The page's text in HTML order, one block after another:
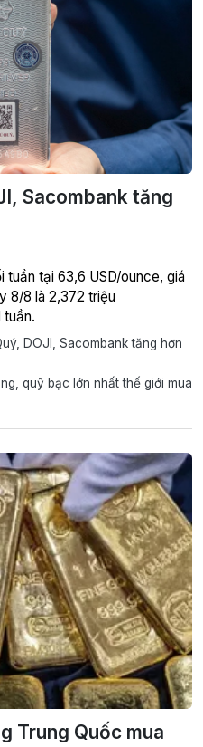
Sacombank tăng
tại 63,6 USD/ounce, giá
8/8 là 2,372 triệu
tuần.
DOJI, Sacombank tăng hơn
quỹ bạc lớn nhất thế giới mua
Trung Quốc mua